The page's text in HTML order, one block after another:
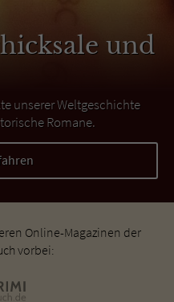
und
unserer Weltgeschichte
Romane.
Online-Magazinen der
vorbei: